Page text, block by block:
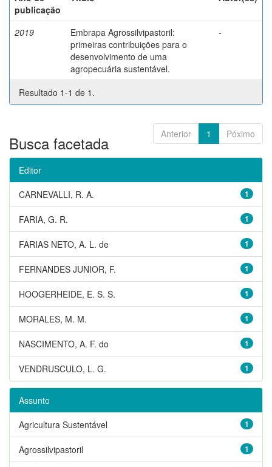
publicação
2019
Embrapa Agrossilvipastoril:
primeiras contribuições para o
desenvolvimento de uma
agropecuária sustentável.
-
Resultado 1-1 de 1.
Anterior 1 Póximo
Busca facetada
Editor
1
CARNEVALLI, R. A.
1
FARIA, G. R.
1
FARIAS NETO, A. L. de
1
FERNANDES JUNIOR, F.
1
HOOGERHEIDE, E. S. S.
1
MORALES, M. M.
1
NASCIMENTO, A. F. do
1
VENDRUSCULO, L. G.
Assunto
1
Agricultura Sustentável
1
Agrossilvipastoril